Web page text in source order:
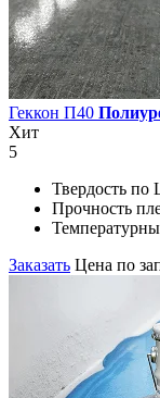
Геккон П40
Хит
5
Твердость
Прочность
Заказать Цена по